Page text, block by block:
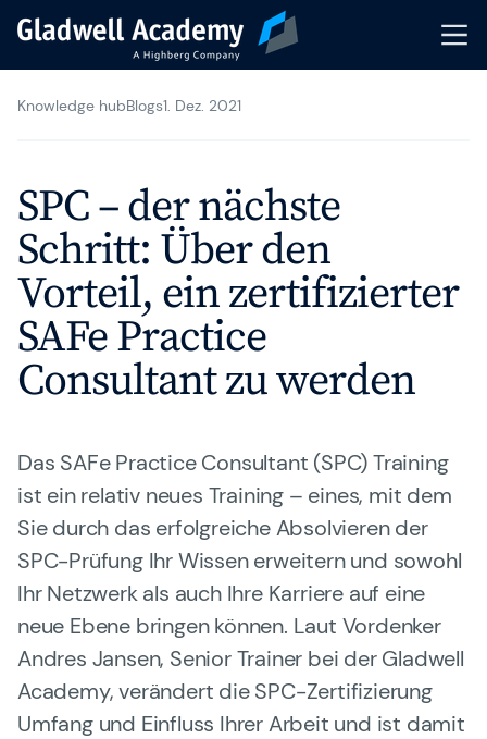
Agile Trainings
Transformation Journeys
Gladwell Coaching
Trainer & Coaches
Karriere
Gladwell Academy
Knowledge Hub
SAFe 6.0
Kontakt
Karriere
Allgemeine Geschäftsbedingungen
FAQ
Knowledge hubBlogs1. Dez. 2021
SPC – der nächste
Schritt: Über den
Vorteil, ein zertifizierter
SAFe Practice
Consultant zu werden
Das SAFe Practice Consultant (SPC) Training
ist ein relativ neues Training – eines, mit dem
Sie durch das erfolgreiche Absolvieren der
SPC-Prüfung Ihr Wissen erweitern und sowohl
Ihr Netzwerk als auch Ihre Karriere auf eine
neue Ebene bringen können. Laut Vordenker
Andres Jansen, Senior Trainer bei der Gladwell
Academy, verändert die SPC-Zertifizierung
Umfang und Einfluss Ihrer Arbeit und ist damit